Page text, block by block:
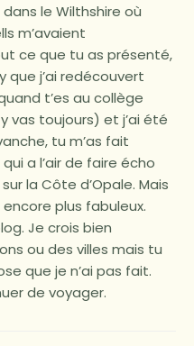
dans le Wilthshire où
m’avaient
ce que tu as présenté,
que j’ai redécouvert
t’es au collège
vas toujours) et j’ai été
tu m’as fait
a l’air de faire écho
la Côte d’Opale. Mais
plus fabuleux.
Je crois bien
ou des villes mais tu
que je n’ai pas fait.
de voyager.